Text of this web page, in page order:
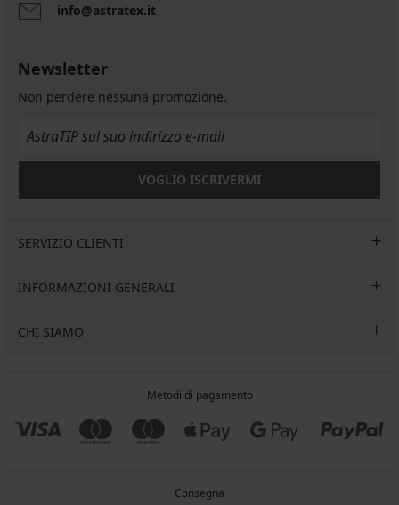
info@astratex.it
Newsletter
Non perdere nessuna promozione.
VOGLIO ISCRIVERMI
SERVIZIO CLIENTI
INFORMAZIONI GENERALI
CHI SIAMO
Metodi di pagamento
Consegna